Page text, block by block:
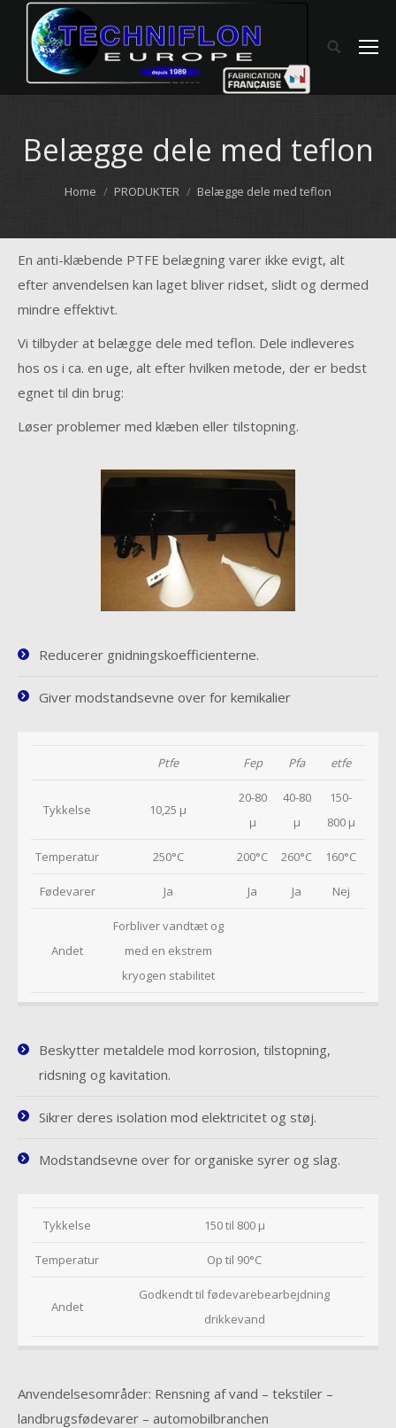
Belægge dele med teflon
You are here:
Home PRODUKTER Belægge dele med teflon
En anti-klæbende PTFE belægning varer ikke evigt, alt
efter anvendelsen kan laget bliver ridset, slidt og dermed
mindre effektivt.
Vi tilbyder at belægge dele med teflon. Dele indleveres
hos os i ca. en uge, alt efter hvilken metode, der er bedst
egnet til din brug:
Løser problemer med klæben eller tilstopning.
Reducerer gnidningskoefficienterne.
Giver modstandsevne over for kemikalier
Ptfe Fep Pfa etfe
Tykkelse 10,25 µ
20-80
µ
40-80
µ
150-
800 µ
Temperatur 250°C 200°C 260°C 160°C
Fødevarer Ja Ja Ja Nej
Andet
Forbliver vandtæt og
med en ekstrem
kryogen stabilitet
Beskytter metaldele mod korrosion, tilstopning,
ridsning og kavitation.
Sikrer deres isolation mod elektricitet og støj.
Modstandsevne over for organiske syrer og slag.
Tykkelse 150 til 800 µ
Temperatur Op til 90°C
Andet
Godkendt til fødevarebearbejdning
drikkevand
Anvendelsesområder: Rensning af vand – tekstiler –
landbrugsfødevarer – automobilbranchen